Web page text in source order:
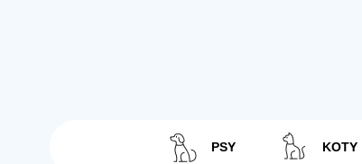
PSY KOTY